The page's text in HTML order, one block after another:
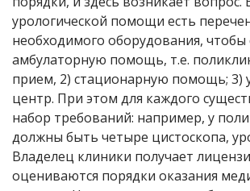
урологической помощи есть
необходимого оборудования, чтобы
амбулаторную помощь, т.е.
прием, 2) стационарную помощь; 3)
центр. При этом для каждого
набор требований: например, у
должны быть четыре цистоскопа,
Владелец клиники получает
оцениваются порядки оказания